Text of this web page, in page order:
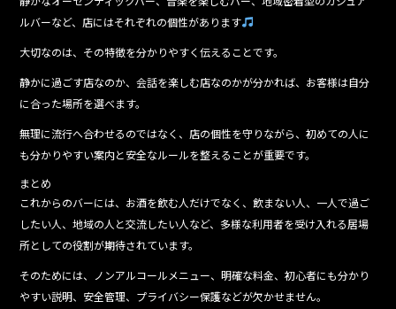
ルバーなど、店にはそれぞれの個性があります
大切なのは、その特徴を分かりやすく伝えることです。
静かに過ごす店なのか、会話を楽しむ店なのかが分かれば、お客様は自分
に合った場所を選べます。
無理に流行へ合わせるのではなく、店の個性を守りながら、初めての人に
も分かりやすい案内と安全なルールを整えることが重要です。
まとめ
これからのバーには、お酒を飲む人だけでなく、飲まない人、一人で過ご
したい人、地域の人と交流したい人など、多様な利用者を受け入れる居場
所としての役割が期待されています。
そのためには、ノンアルコールメニュー、明確な料金、初心者にも分かり
やすい説明、安全管理、プライバシー保護などが欠かせません。